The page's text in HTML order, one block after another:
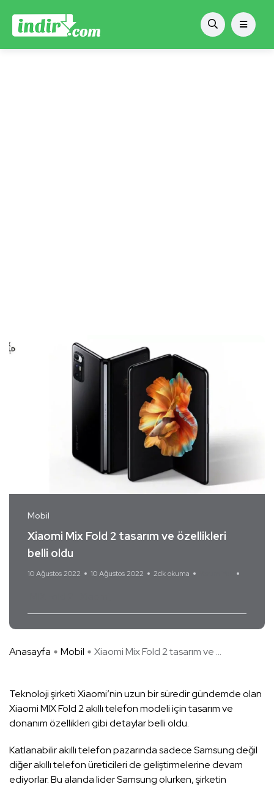
Mobil
Xiaomi Mix Fold 2 tasarım ve özellikleri
belli oldu
10 Ağustos 2022 10 Ağustos 2022 2dk okuma
Anasayfa Mobil Xiaomi Mix Fold 2 tasarım ve ...
Teknoloji şirketi Xiaomi’nin uzun bir süredir gündemde olan
Xiaomi MIX Fold 2 akıllı telefon modeli için tasarım ve
donanım özellikleri gibi detaylar belli oldu.
Katlanabilir akıllı telefon pazarında sadece Samsung değil
diğer akıllı telefon üreticileri de geliştirmelerine devam
ediyorlar. Bu alanda lider Samsung olurken, şirketin